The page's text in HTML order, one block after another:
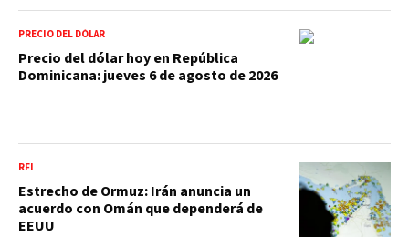
PRECIO DEL DÓLAR
Precio del dólar hoy en República
Dominicana: jueves 6 de agosto de 2026
RFI
Estrecho de Ormuz: Irán anuncia un
acuerdo con Omán que dependerá de
EEUU